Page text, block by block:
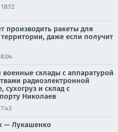
производить ракеты для
даже если получит
склады с аппаратурой
радиоэлектронной
сухогруз и склад с
Николаев
— Лукашенко